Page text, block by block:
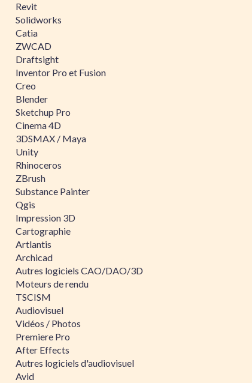
Revit
Solidworks
Catia
ZWCAD
Draftsight
Inventor Pro et Fusion
Creo
Blender
Sketchup Pro
Cinema 4D
3DSMAX / Maya
Unity
Rhinoceros
ZBrush
Substance Painter
Qgis
Impression 3D
Cartographie
Artlantis
Archicad
Autres logiciels CAO/DAO/3D
Moteurs de rendu
TSCISM
Audiovisuel
Vidéos / Photos
Premiere Pro
After Effects
Autres logiciels d'audiovisuel
Avid